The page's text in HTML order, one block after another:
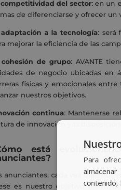
competitividad del sector: en un
de diferenciarse y ofrecer un
adaptación a la tecnología: será
mejorar la eficiencia de las
cohesión de grupo: AVANTE
de negocio ubicadas en
físicas y emocionales
nuestros objetivos.
continua: Mantenerse
de innovación y la
está
anunciantes, cada vez más,
es nuestro objetivo en
Para
contenido,